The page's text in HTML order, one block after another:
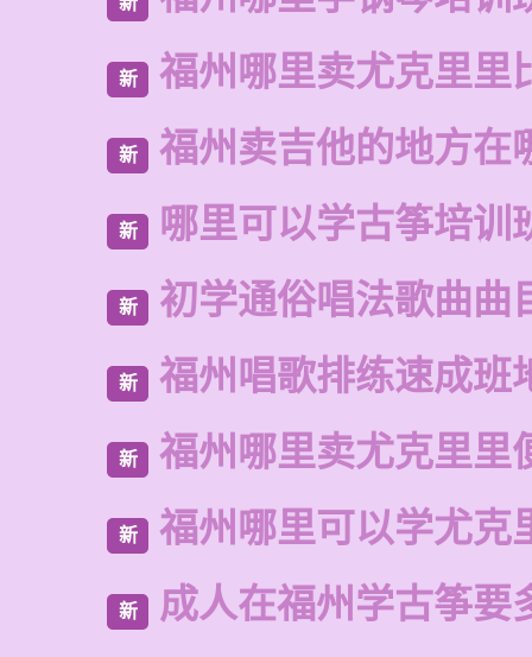
新 福州哪里卖尤克里里
新 福州卖吉他的地方在
新 哪里可以学古筝培训
新 初学通俗唱法歌曲曲
新 福州唱歌排练速成班
新 福州哪里卖尤克里里
新 福州哪里可以学尤克
新 成人在福州学古筝要